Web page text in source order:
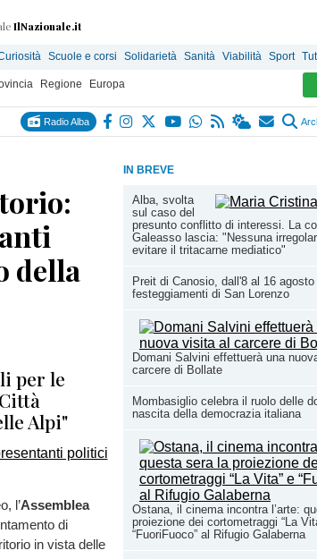
IlNazionale.it
Scuole e corsi Solidarietà Sanità Viabilità Sport
Regione Europa
Radio Alba
IN BREVE
Alba, svolta
sul caso del
presunto conflitto di interessi. La
Galeasso lascia: "Nessuna
evitare il tritacarne mediatico"
Preit di Canosio, dall'8 al 16 agosto
festeggiamenti di San Lorenzo
Domani Salvini effettuerà una
carcere di Bollate
Mombasiglio celebra il ruolo delle
nascita della democrazia italiana
Ostana, il cinema incontra l’arte:
proiezione dei cortometraggi “La
“FuoriFuoco” al Rifugio Galaberna
della
per le
Alpi"
l’Assemblea
di
in vista delle